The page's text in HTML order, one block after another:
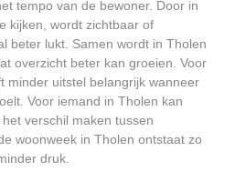
tempo van de bewoner. Door in
kijken, wordt zichtbaar of
beter lukt. Samen wordt in Tholen
overzicht beter kan groeien. Voor
minder uitstel belangrijk wanneer
Voor iemand in Tholen kan
verschil maken tussen
woonweek in Tholen ontstaat zo
druk.